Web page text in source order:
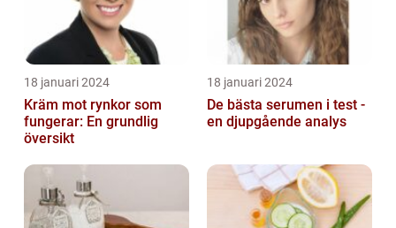
18 januari 2024
Kräm mot rynkor som
fungerar: En grundlig
översikt
18 januari 2024
De bästa serumen i test -
en djupgående analys